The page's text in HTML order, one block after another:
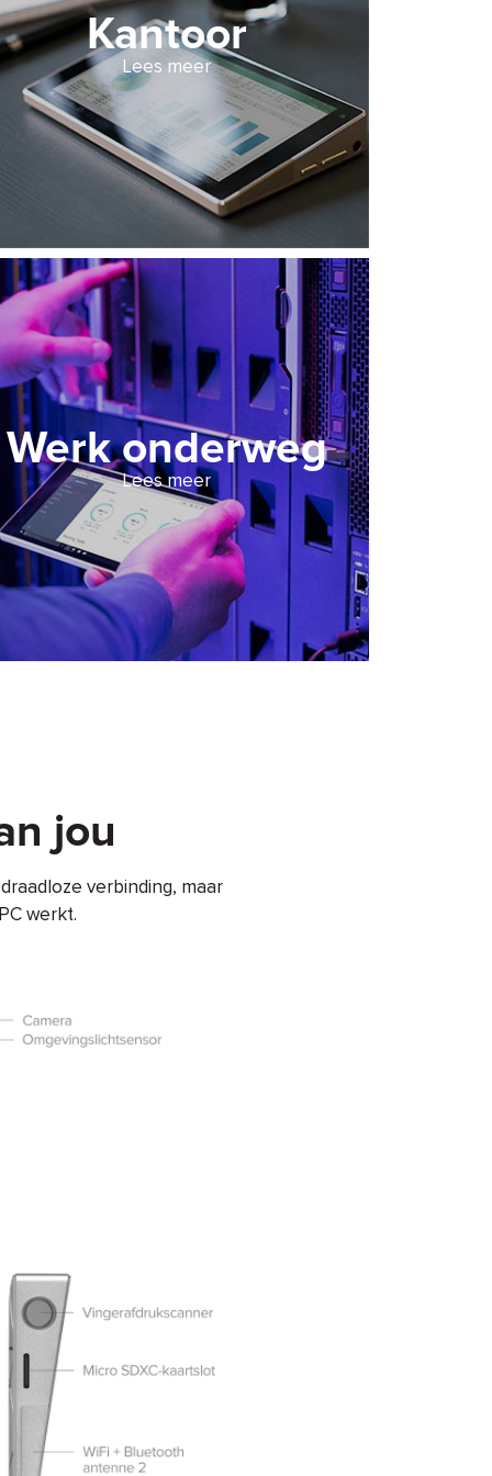
Kantoor
Lees meer
Werk onderweg
Lees meer
jou
verbinding, maar
werkt.